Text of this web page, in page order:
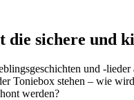
die sichere und
und -
Toniebox stehen – wie
werden?